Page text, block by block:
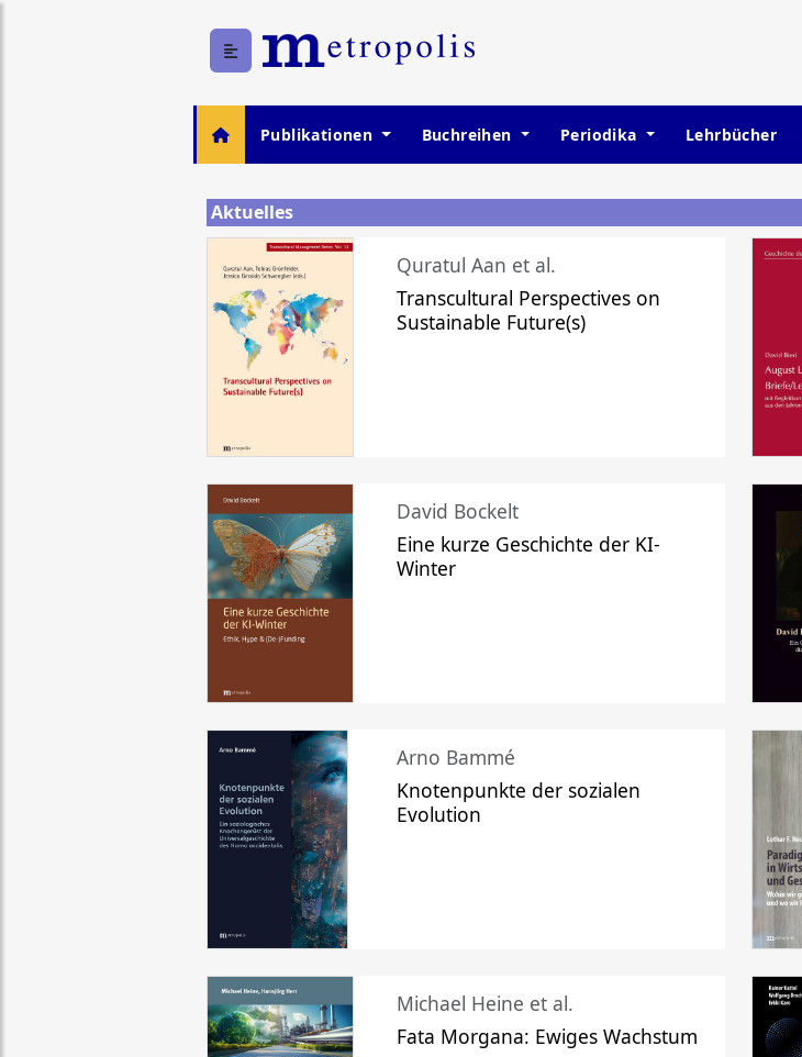
Publikationen Buchreihen Periodika Lehrbücher
Aktuelles
Quratul Aan et al.
Transcultural Perspectives on
Sustainable Future(s)
David Bockelt
Eine kurze Geschichte der KI-
Winter
Arno Bammé
Knotenpunkte der sozialen
Evolution
Michael Heine et al.
Fata Morgana: Ewiges Wachstum